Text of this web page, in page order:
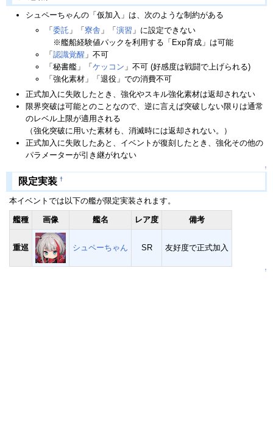
シュペーちゃんの「仮加入」は、次のような制約がある
「 委託 」「 寮舎 」「 演習 」に設定できない
※艦船経験値パックを利用する「Exp育成」は可能
「 認識覚醒 」不可
「秘書艦」「 ケッコン 」不可 (好感度は戦闘で上げられる)
「強化素材」「退役」での消費不可
正式加入に失敗したとき、強化やスキル強化素材は返却されない
限界突破は可能とのことなので、逆に言えば突破しない限りは通常
のレベル上限が適用される
（強化突破に用いた素材も、消滅時には返却されない。）
正式加入に失敗したあと、イベントが復刻したとき、強化その他の
パラメーターが引き継がれない
↑
限定実装 †
本イベントでは以下の艦が限定実装されます。
艦種 画像 艦名 レア度 備考
重巡 シュペーちゃん SR 友好度で正式加入
↑